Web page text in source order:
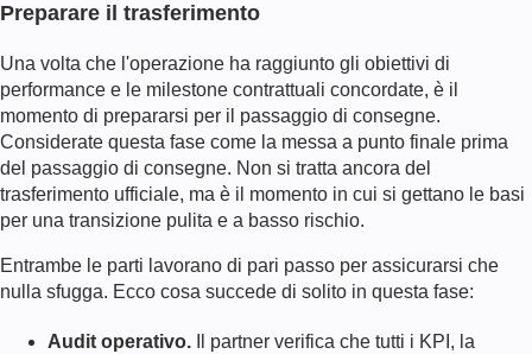
Preparare il trasferimento
Una volta che l'operazione ha raggiunto gli obiettivi di
performance e le milestone contrattuali concordate, è il
momento di prepararsi per il passaggio di consegne.
Considerate questa fase come la messa a punto finale prima
del passaggio di consegne. Non si tratta ancora del
trasferimento ufficiale, ma è il momento in cui si gettano le basi
per una transizione pulita e a basso rischio.
Entrambe le parti lavorano di pari passo per assicurarsi che
nulla sfugga. Ecco cosa succede di solito in questa fase:
Audit operativo. Il partner verifica che tutti i KPI, la